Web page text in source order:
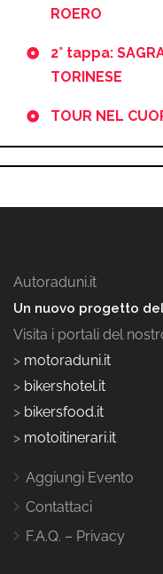
ROERO
2° tappa:
TORINESE
TOUR NEL
Autoraduni.it
Un nuovo progetto
Visita i portali del
> motoraduni.it
> bikershotel.it
> bikersfood.it
> motoitinerari.it
Aggiungi Evento
Contattaci
F.A.Q. – Privacy